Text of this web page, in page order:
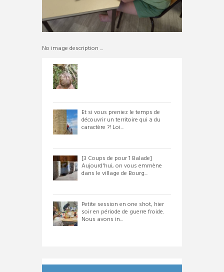
No image description ...
Et si vous preniez le temps de
découvrir un territoire qui a du
caractère ?! Loi...
[3 Coups de pour 1 Balade]
Aujourd'hui, on vous emmène
dans le village de Bourg...
Petite session en one shot, hier
soir en période de guerre froide.
Nous avons in...